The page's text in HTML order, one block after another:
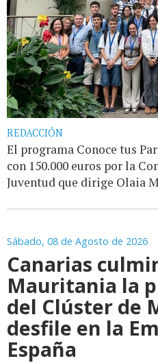
REDACCIÓN
El programa Conoce tus
con 150.000 euros por la
Juventud que dirige Olaia
Sábado, 08 de Agosto de 2026
Canarias
Mauritania la
del Clúster de
desfile en la
España